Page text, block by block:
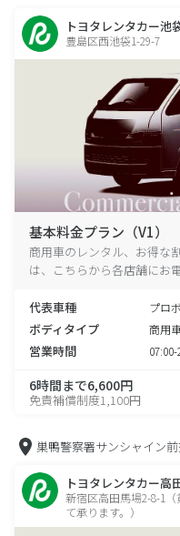
トヨタレンタカー池
豊島区西池袋1-29-7
基本料金プラン（V1）
商用車のレンタル、お得な
は、こちらから各店舗にお
代表車種 プロ
ボディタイプ 商用
営業時間
6時間まで6,600円
免責補償制度1,100円
巣鴨警察署サンシャイン
トヨタレンタカー高
新宿区高田馬場2-8-1
て承ります。）